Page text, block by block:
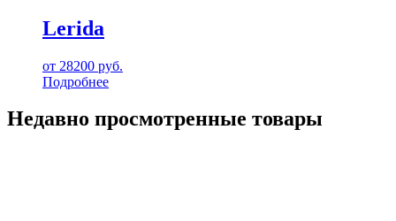
Lerida
от 28200 руб.
Подробнее
Недавно просмотренные товары